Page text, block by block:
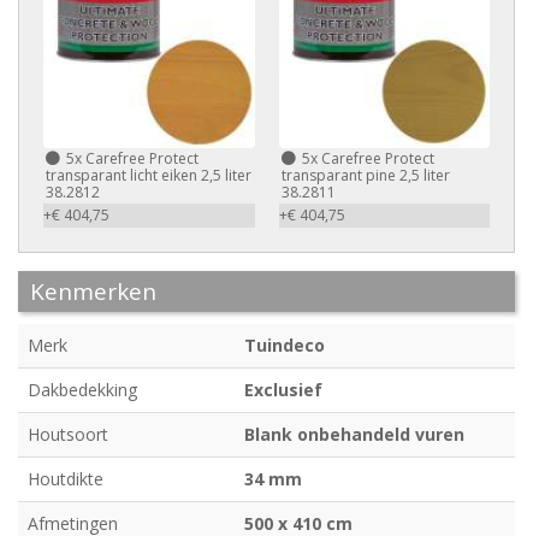
5x Carefree Protect
transparant licht eiken 2,5 liter
38.2812
+€ 404,75
5xCarefree Protect
transparant pine 2,5 liter
38.2811
+€ 404,75
Kenmerken
Merk
Tuindeco
Dakbedekking
Exclusief
Houtsoort
Blank onbehandeld vuren
Houtdikte
34 mm
Afmetingen
500 x 410 cm